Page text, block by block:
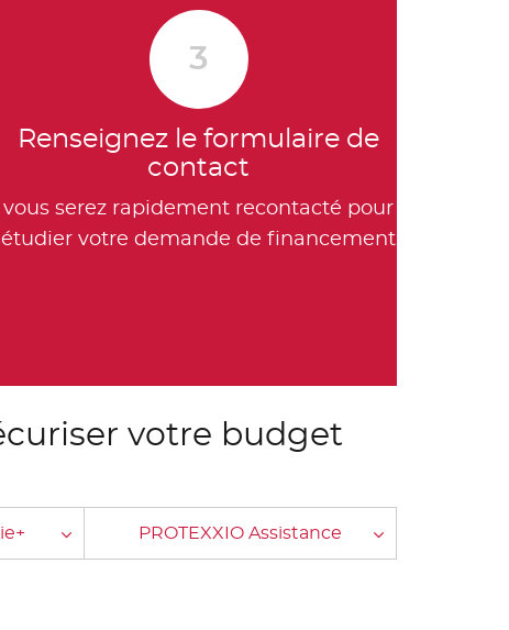
3
Renseignez le formulaire de
contact
vous serez rapidement recontacté pour
étudier votre demande de financement
votre budget
PROTEXXIO Assistance